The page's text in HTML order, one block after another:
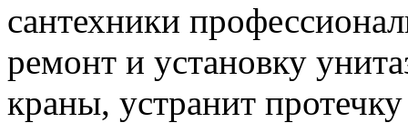
сантехники
ремонт и установку
краны, устранит